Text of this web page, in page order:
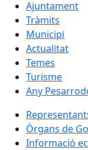
Ajuntament
Tràmits
Municipi
Actualitat
Temes
Turisme
Any
Òrgans de
Informació